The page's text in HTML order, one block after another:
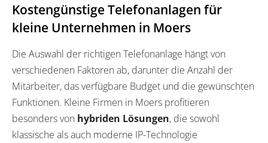
Kostengünstige Telefonanlagen für
kleine Unternehmen in Moers
Die Auswahl der richtigen Telefonanlage hängt von
verschiedenen Faktoren ab, darunter die Anzahl der
Mitarbeiter, das verfügbare Budget und die gewünschten
Funktionen. Kleine Firmen in Moers profitieren
besonders von hybriden Lösungen, die sowohl
klassische als auch moderne IP-Technologie